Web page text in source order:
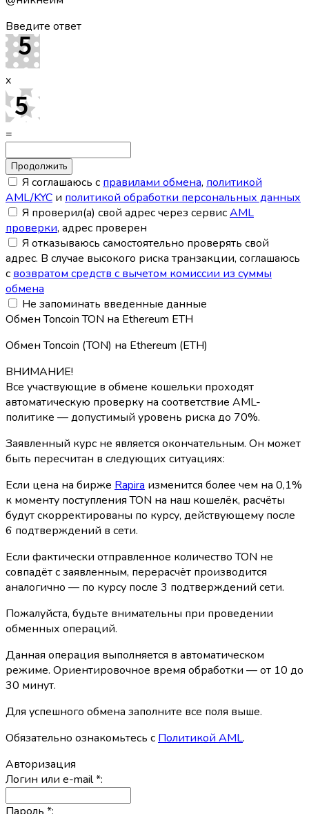
Введите ответ
x
=
Я соглашаюсь с правилами обмена, политикой
AML/KYC и политикой обработки персональных данных
Я проверил(а) свой адрес через сервисAML
проверки, адрес проверен
Я отказываюсь самостоятельно проверять свой
адрес. В случае высокого риска транзакции, соглашаюсь
с возвратом средств с вычетом комиссии из суммы
обмена
Не запоминать введенные данные
Обмен Toncoin TON на Ethereum ETH
Обмен Toncoin (TON) на Ethereum (ETH)
ВНИМАНИЕ!
Все участвующие в обмене кошельки проходят
автоматическую проверку на соответствие AML-
политике — допустимый уровень риска до 70%.
Заявленный курс не является окончательным. Он может
быть пересчитан в следующих ситуациях:
Если цена на бирже Rapira изменится более чем на 0,1%
к моменту поступления TON на наш кошелёк, расчёты
будут скорректированы по курсу, действующему после
6 подтверждений в сети.
Если фактически отправленное количество TON не
совпадёт с заявленным, перерасчёт производится
аналогично — по курсу после 3 подтверждений сети.
Пожалуйста, будьте внимательны при проведении
обменных операций.
Данная операция выполняется в автоматическом
режиме. Ориентировочное время обработки — от 10 до
30 минут.
Для успешного обмена заполните все поля выше.
Обязательно ознакомьтесь с Политикой AML.
Авторизация
Логин или e-mail*: